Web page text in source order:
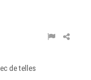
de telles